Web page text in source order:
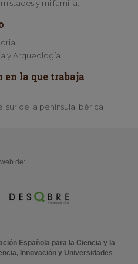
y mi familia.
y Arqueología
la que trabaja
sur de la península ibérica
de:
Española para la Ciencia y la
Innovación y Universidades